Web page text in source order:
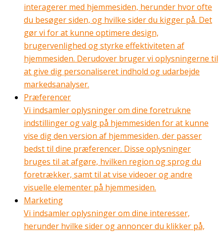
interagerer med hjemmesiden, herunder hvor ofte
du besøger siden, og hvilke sider du kigger på. Det
gør vi for at kunne optimere design,
brugervenlighed og styrke effektiviteten af
hjemmesiden. Derudover bruger vi oplysningerne til
at give dig personaliseret indhold og udarbejde
markedsanalyser.
Præferencer
Vi indsamler oplysninger om dine foretrukne
indstillinger og valg på hjemmesiden for at kunne
vise dig den version af hjemmesiden, der passer
bedst til dine præferencer. Disse oplysninger
bruges til at afgøre, hvilken region og sprog du
foretrækker, samt til at vise videoer og andre
visuelle elementer på hjemmesiden.
Marketing
Vi indsamler oplysninger om dine interesser,
herunder hvilke sider og annoncer du klikker på,